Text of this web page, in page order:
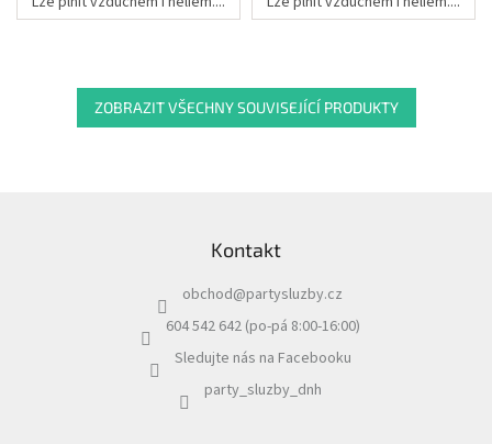
ZOBRAZIT VŠECHNY SOUVISEJÍCÍ PRODUKTY
Kontakt
obchod@partysluzby.cz
604 542 642 (po-pá 8:00-16:00)
Sledujte nás na Facebooku
party_sluzby_dnh